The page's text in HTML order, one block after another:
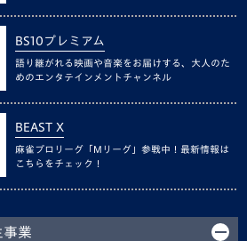
BS10プレミアム
語り継がれる映画や音楽をお届けする、大人のた
めのエンタテインメントチャンネル
BEAST X
麻雀プロリーグ「Mリーグ」参戦中！最新情報は
こちらをチェック！
事業